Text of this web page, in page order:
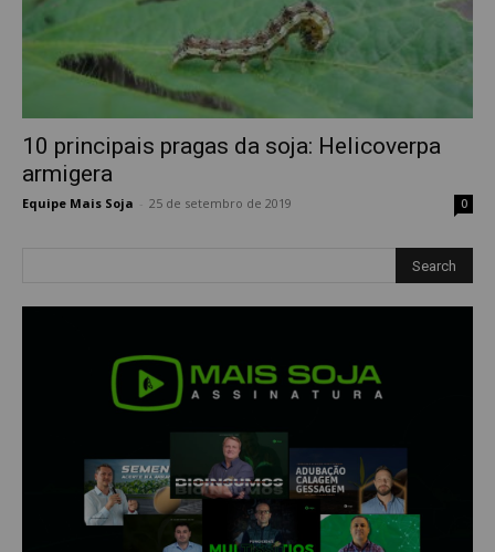
10 principais pragas da soja: Helicoverpa
armigera
Equipe Mais Soja 25 de setembro de 2019 0